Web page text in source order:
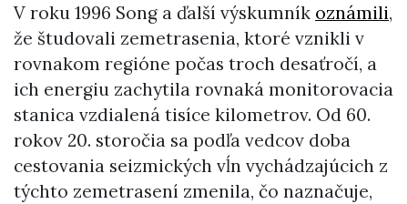
V roku 1996 Song a ďalší výskumník oznámili,
že študovali zemetrasenia, ktoré vznikli v
rovnakom regióne počas troch desaťročí, a
ich energiu zachytila rovnaká monitorovacia
stanica vzdialená tisíce kilometrov. Od 60.
rokov 20. storočia sa podľa vedcov doba
cestovania seizmických vĺn vychádzajúcich z
týchto zemetrasení zmenila, čo naznačuje,